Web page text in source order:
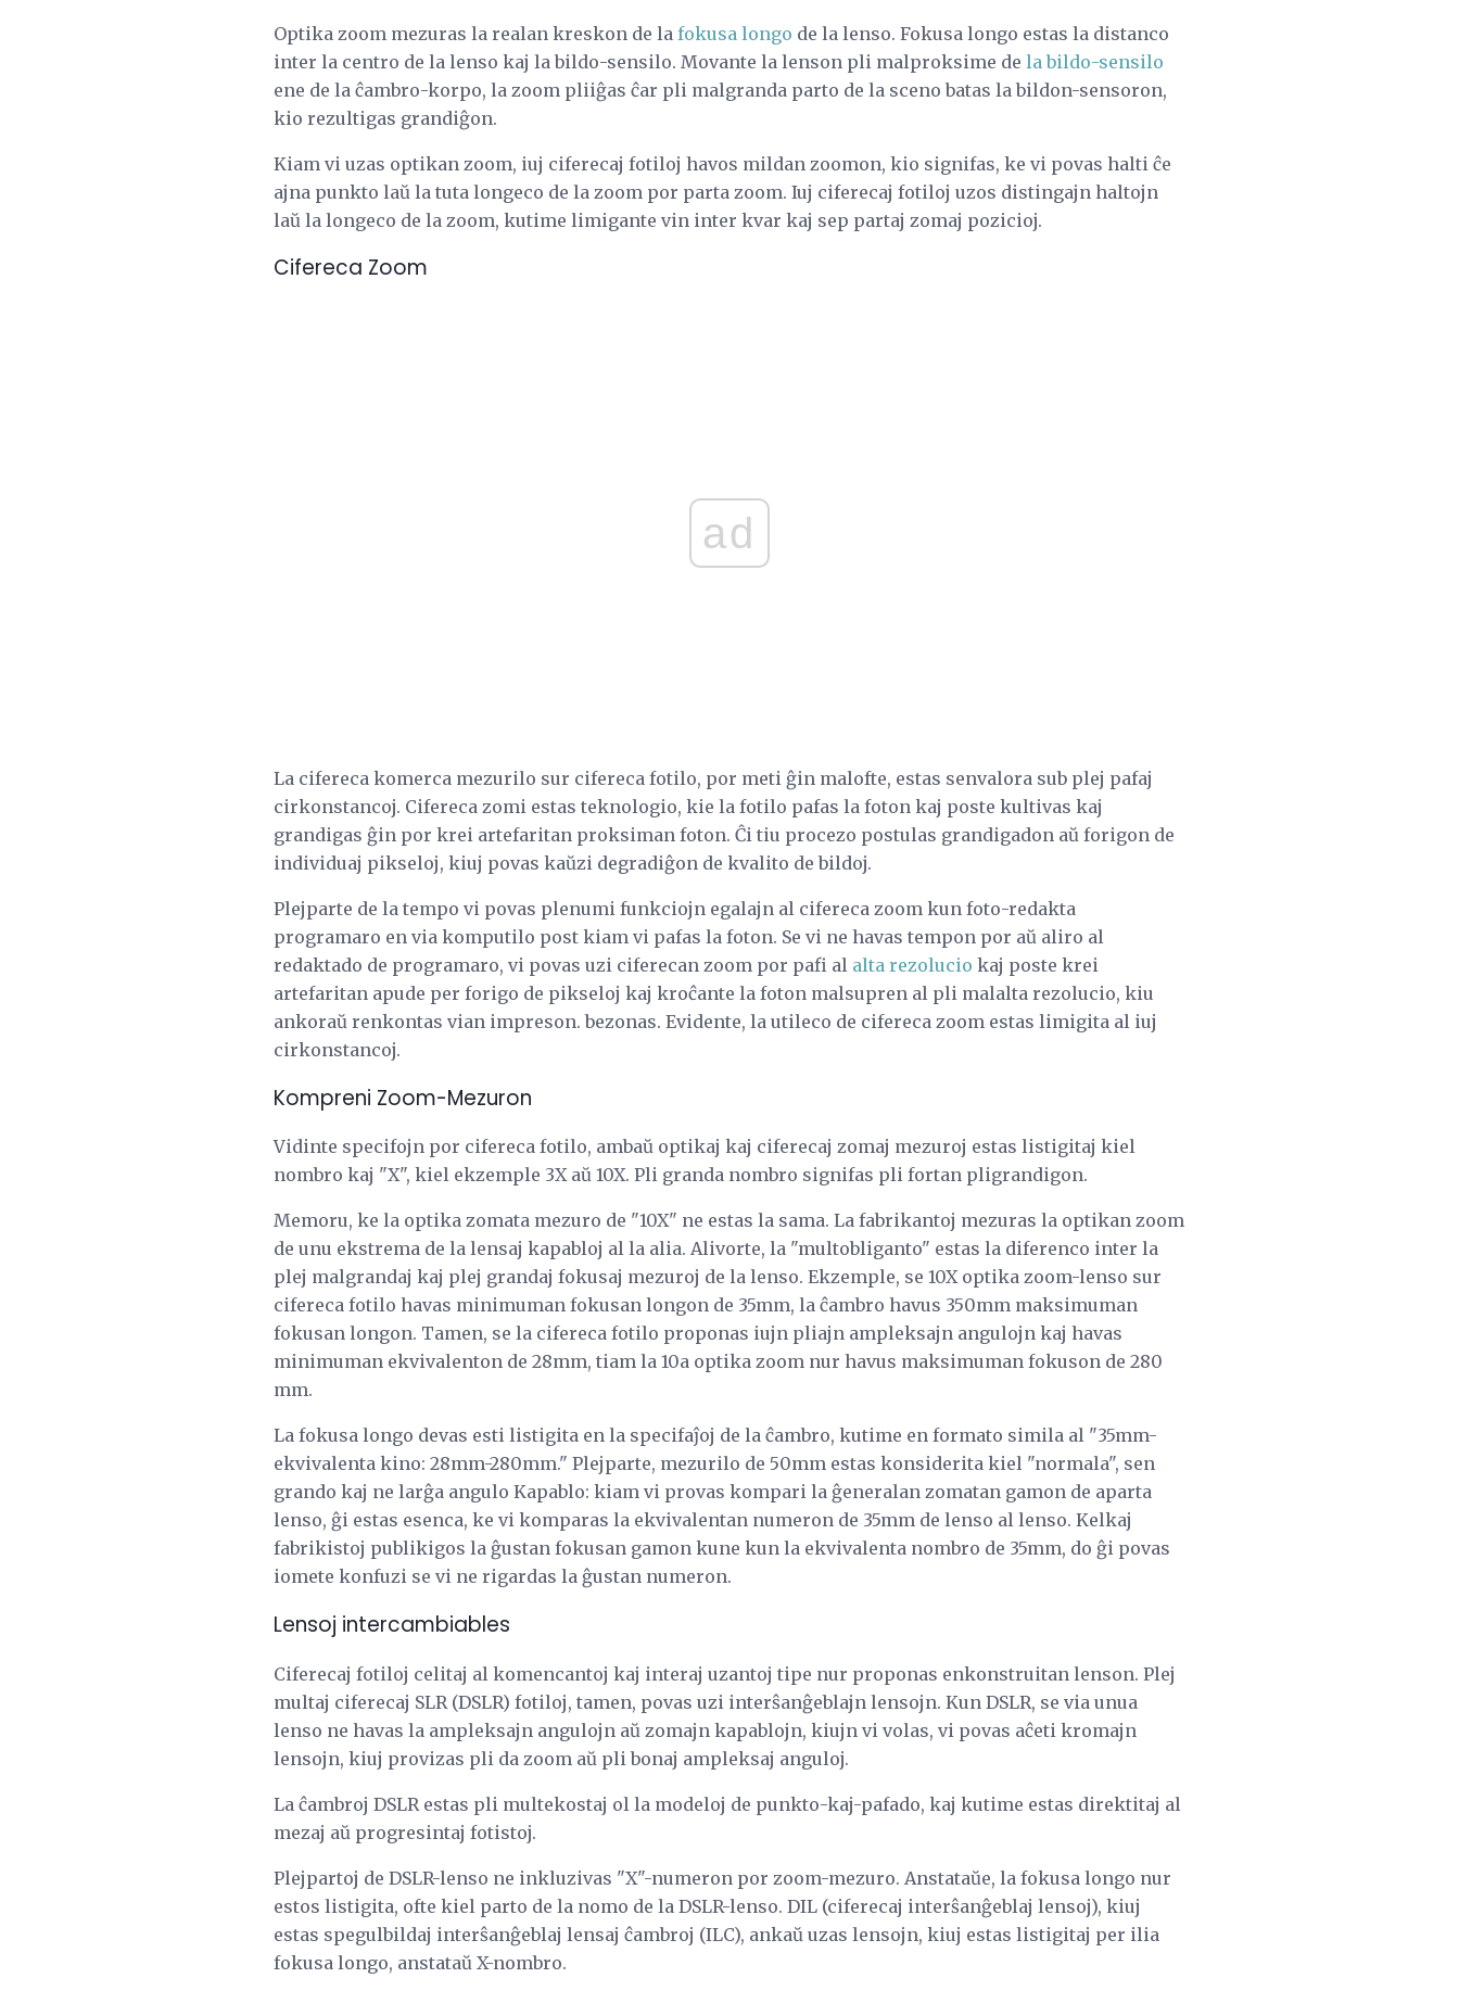
Optika zoom mezuras la realan kreskon de la fokusa longo de la lenso. Fokusa longo estas la distanco
inter la centro de la lenso kaj la bildo-sensilo. Movante la lenson pli malproksime de la bildo-sensilo
ene de la ĉambro-korpo, la zoom pliiĝas ĉar pli malgranda parto de la sceno batas la bildon-sensoron,
kio rezultigas grandiĝon.
Kiam vi uzas optikan zoom, iuj ciferecaj fotiloj havos mildan zoomon, kio signifas, ke vi povas halti ĉe
ajna punkto laŭ la tuta longeco de la zoom por parta zoom. Iuj ciferecaj fotiloj uzos distingajn haltojn
laŭ la longeco de la zoom, kutime limigante vin inter kvar kaj sep partaj zomaj pozicioj.
Cifereca Zoom
ad
La cifereca komerca mezurilo sur cifereca fotilo, por meti ĝin malofte, estas senvalora sub plej pafaj
cirkonstancoj. Cifereca zomi estas teknologio, kie la fotilo pafas la foton kaj poste kultivas kaj
grandigas ĝin por krei artefaritan proksiman foton. Ĉi tiu procezo postulas grandigadon aŭ forigon de
individuaj pikseloj, kiuj povas kaŭzi degradiĝon de kvalito de bildoj.
Plejparte de la tempo vi povas plenumi funkciojn egalajn al cifereca zoom kun foto-redakta
programaro en via komputilo post kiam vi pafas la foton. Se vi ne havas tempon por aŭ aliro al
redaktado de programaro, vi povas uzi ciferecan zoom por pafi al alta rezolucio kaj poste krei
artefaritan apude per forigo de pikseloj kaj kroĉante la foton malsupren al pli malalta rezolucio, kiu
ankoraŭ renkontas vian impreson. bezonas. Evidente, la utileco de cifereca zoom estas limigita al iuj
cirkonstancoj.
Kompreni Zoom-Mezuron
Vidinte specifojn por cifereca fotilo, ambaŭ optikaj kaj ciferecaj zomaj mezuroj estas listigitaj kiel
nombro kaj "X", kiel ekzemple 3X aŭ 10X. Pli granda nombro signifas pli fortan pligrandigon.
Memoru, ke la optika zomata mezuro de "10X" ne estas la sama. La fabrikantoj mezuras la optikan zoom
de unu ekstrema de la lensaj kapabloj al la alia. Alivorte, la "multobliganto" estas la diferenco inter la
plej malgrandaj kaj plej grandaj fokusaj mezuroj de la lenso. Ekzemple, se 10X optika zoom-lenso sur
cifereca fotilo havas minimuman fokusan longon de 35mm, la ĉambro havus 350mm maksimuman
fokusan longon. Tamen, se la cifereca fotilo proponas iujn pliajn ampleksajn angulojn kaj havas
minimuman ekvivalenton de 28mm, tiam la 10a optika zoom nur havus maksimuman fokuson de 280
mm.
La fokusa longo devas esti listigita en la specifaĵoj de la ĉambro, kutime en formato simila al "35mm-
ekvivalenta kino: 28mm-280mm." Plejparte, mezurilo de 50mm estas konsiderita kiel "normala", sen
grando kaj ne larĝa angulo Kapablo: kiam vi provas kompari la ĝeneralan zomatan gamon de aparta
lenso, ĝi estas esenca, ke vi komparas la ekvivalentan numeron de 35mm de lenso al lenso. Kelkaj
fabrikistoj publikigos la ĝustan fokusan gamon kune kun la ekvivalenta nombro de 35mm, do ĝi povas
iomete konfuzi se vi ne rigardas la ĝustan numeron.
Lensoj intercambiables
Ciferecaj fotiloj celitaj al komencantoj kaj interaj uzantoj tipe nur proponas enkonstruitan lenson. Plej
multaj ciferecaj SLR (DSLR) fotiloj, tamen, povas uzi interŝanĝeblajn lensojn. Kun DSLR, se via unua
lenso ne havas la ampleksajn angulojn aŭ zomajn kapablojn, kiujn vi volas, vi povas aĉeti kromajn
lensojn, kiuj provizas pli da zoom aŭ pli bonaj ampleksaj anguloj.
La ĉambroj DSLR estas pli multekostaj ol la modeloj de punkto-kaj-pafado, kaj kutime estas direktitaj al
mezaj aŭ progresintaj fotistoj.
Plejpartoj de DSLR-lenso ne inkluzivas "X"-numeron por zoom-mezuro. Anstataŭe, la fokusa longo nur
estos listigita, ofte kiel parto de la nomo de la DSLR-lenso. DIL (ciferecaj interŝanĝeblaj lensoj), kiuj
estas spegulbildaj interŝanĝeblaj lensaj ĉambroj (ILC), ankaŭ uzas lensojn, kiuj estas listigitaj per ilia
fokusa longo, anstataŭ X-nombro.